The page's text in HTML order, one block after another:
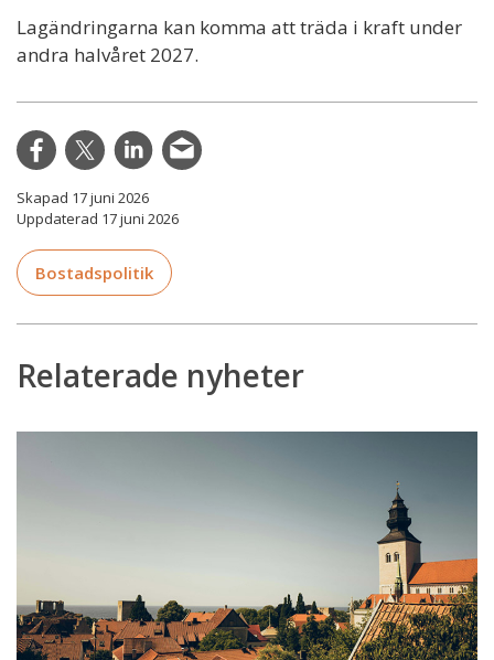
Lagändringarna kan komma att träda i kraft under
andra halvåret 2027.
Skapad 17 juni 2026
Uppdaterad 17 juni 2026
Bostadspolitik
Relaterade nyheter
Arvsskiften
Almedalen
2026